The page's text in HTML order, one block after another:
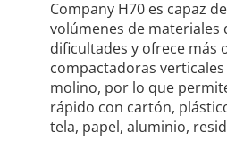
Company H70 es capaz
volúmenes de materiales
dificultades y ofrece más
compactadoras
molino, por lo que
rápido con cartón,
tela, papel, aluminio,